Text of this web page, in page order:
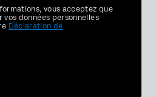
vous acceptez que
vos données personnelles
Déclaration de